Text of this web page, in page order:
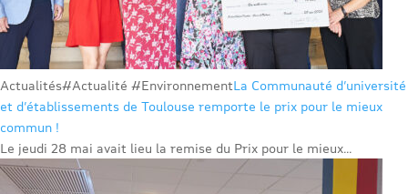
Actualités#Actualité #EnvironnementLa Communauté d’université
et d’établissements de Toulouse remporte le prix pour le mieux
commun !
Le jeudi 28 mai avait lieu la remise du Prix pour le mieux...